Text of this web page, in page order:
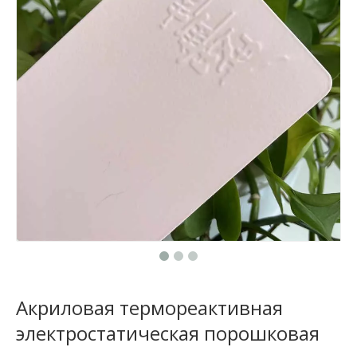
Акриловая термореактивная
электростатическая порошковая